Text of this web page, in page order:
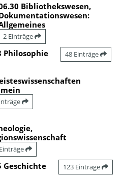
Bibliothekswesen,
2 Einträge
Philosophie 48 Einträge
Geschichte 123 Einträge